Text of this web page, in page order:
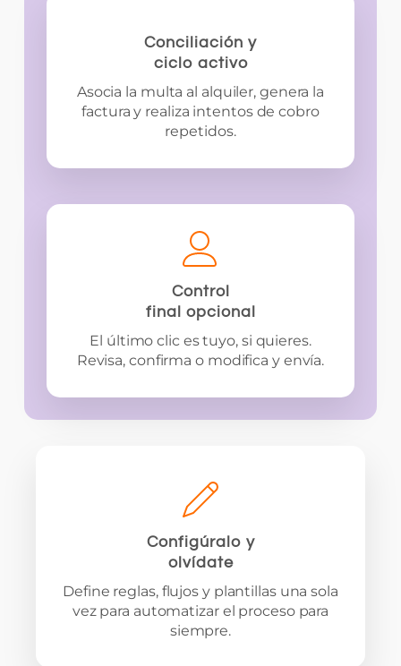
Conciliación y
ciclo activo
Asocia la multa al alquiler, genera la
factura y realiza intentos de cobro
repetidos.
Control
final opcional
El último clic es tuyo, si quieres.
Revisa, confirma o modifica y envía.
Configúralo y
olvídate
Define reglas, flujos y plantillas una sola
vez para automatizar el proceso para
siempre.